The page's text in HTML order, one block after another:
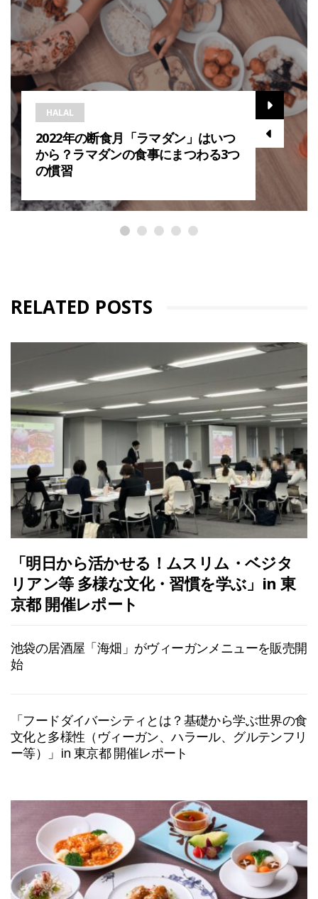
HALAL
2022年の断食月「ラマダン」はいつ
から？ラマダンの食事にまつわる3つ
の慣習
RELATED POSTS
「明日から活かせる！ムスリム・ベジタ
リアン等 多様な文化・習慣を学ぶ」in 東
京都 開催レポート
池袋の居酒屋「海畑」がヴィーガンメニューを販売開
始
「フードダイバーシティとは？基礎から学ぶ世界の食
文化と多様性（ヴィーガン、ハラール、グルテンフリ
ー等）」in 東京都 開催レポート